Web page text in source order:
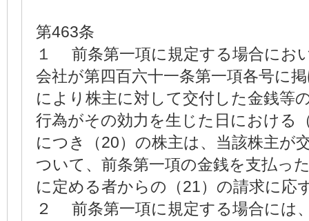
第463条
１ 前条第一項に規定する場合に
会社が第四百六十一条第一項各号に
により株主に対して交付した金銭等
行為がその効力を生じた日における
につき（20）の株主は、当該株主が
ついて、前条第一項の金銭を支払っ
に定める者からの（21）の請求に応
２ 前条第一項に規定する場合に